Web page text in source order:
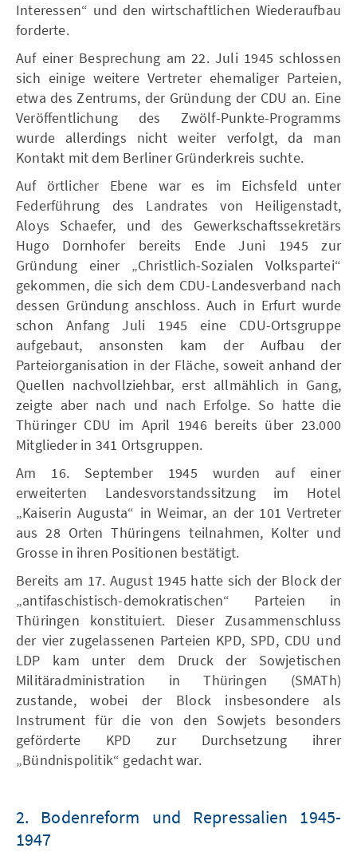
Interessen“ und den wirtschaftlichen Wiederaufbau
forderte.
Auf einer Besprechung am 22. Juli 1945 schlossen
sich einige weitere Vertreter ehemaliger Parteien,
etwa des Zentrums, der Gründung der CDU an. Eine
Veröffentlichung des Zwölf-Punkte-Programms
wurde allerdings nicht weiter verfolgt, da man
Kontakt mit dem Berliner Gründerkreis suchte.
Auf örtlicher Ebene war es im Eichsfeld unter
Federführung des Landrates von Heiligenstadt,
Aloys Schaefer, und des Gewerkschaftssekretärs
Hugo Dornhofer bereits Ende Juni 1945 zur
Gründung einer „Christlich-Sozialen Volkspartei“
gekommen, die sich dem CDU-Landesverband nach
dessen Gründung anschloss. Auch in Erfurt wurde
schon Anfang Juli 1945 eine CDU-Ortsgruppe
aufgebaut, ansonsten kam der Aufbau der
Parteiorganisation in der Fläche, soweit anhand der
Quellen nachvollziehbar, erst allmählich in Gang,
zeigte aber nach und nach Erfolge. So hatte die
Thüringer CDU im April 1946 bereits über 23.000
Mitglieder in 341 Ortsgruppen.
Am 16. September 1945 wurden auf einer
erweiterten Landesvorstandssitzung im Hotel
„Kaiserin Augusta“ in Weimar, an der 101 Vertreter
aus 28 Orten Thüringens teilnahmen, Kolter und
Grosse in ihren Positionen bestätigt.
Bereits am 17. August 1945 hatte sich der Block der
„antifaschistisch-demokratischen“ Parteien in
Thüringen konstituiert. Dieser Zusammenschluss
der vier zugelassenen Parteien KPD, SPD, CDU und
LDP kam unter dem Druck der Sowjetischen
Militäradministration in Thüringen (SMATh)
zustande, wobei der Block insbesondere als
Instrument für die von den Sowjets besonders
geförderte KPD zur Durchsetzung ihrer
„Bündnispolitik“ gedacht war.
2. Bodenreform und Repressalien 1945-
1947